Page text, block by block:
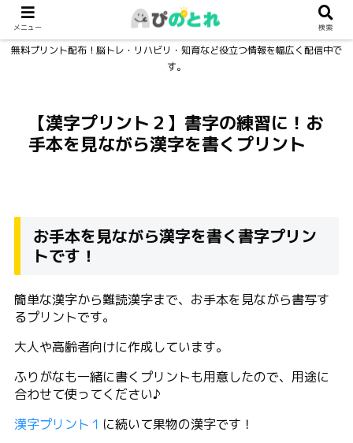
無料プリント配布！脳トレ・リハビリ・知育など役立つ情報を幅広く配信中で
す。
【漢字プリント２】書字の練習に！お
手本を見ながら漢字を書くプリント
お手本を見ながら漢字を書く書字プリン
トです！
簡単な漢字から難読漢字まで、お手本を見ながら書写す
るプリントです。
大人や高齢者向けに作成しています。
ふりがなも一緒に書くプリントも用意したので、用途に
合わせて使ってください♪
漢字プリント１ に続いて果物の漢字です！
メニュー 検索